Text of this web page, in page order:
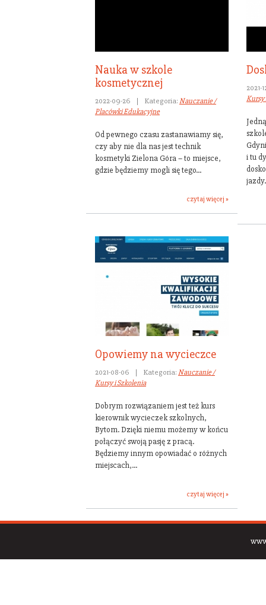
Nauka w szkole
kosmetycznej
2022-09-26 | Kategoria:Nauczanie /
Placówki Edukacyjne
Od pewnego czasu zastanawiamy się,
czy aby nie dla nas jest technik
kosmetyki Zielona Góra – to miejsce,
gdzie będziemy mogli się tego...
czytaj więcej »
2021-
Kursy
i tu
Opowiemy na wycieczce
2021-08-06 | Kategoria:Nauczanie /
Kursy i Szkolenia
Dobrym rozwiązaniem jest też kurs
kierownik wycieczek szkolnych,
Bytom. Dzięki niemu możemy w końcu
połączyć swoją pasję z pracą.
Będziemy innym opowiadać o różnych
miejscach,...
czytaj więcej »